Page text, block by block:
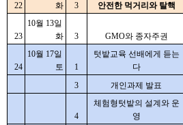
22
화
3 안전한 먹거리와 탈핵
23
10월 13일
화
3 GMO와 종자주권
24
10월 17일
토
1
텃밭교육 선배에게 듣는
다
3
개인과제 발표
4
체험형텃밭의 설계와 운
영